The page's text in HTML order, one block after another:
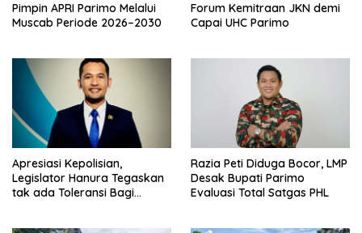
Pimpin APRI Parimo Melalui
Muscab Periode 2026–2030
Forum Kemitraan JKN demi
Capai UHC Parimo
Apresiasi Kepolisian,
Legislator Hanura Tegaskan
tak ada Toleransi Bagi
Razia Peti Diduga Bocor, LMP
Desak Bupati Parimo
Evaluasi Total Satgas PHL